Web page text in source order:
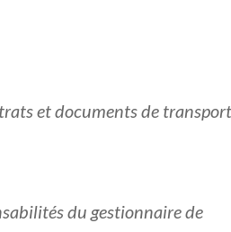
et documents de
du gestionnaire de